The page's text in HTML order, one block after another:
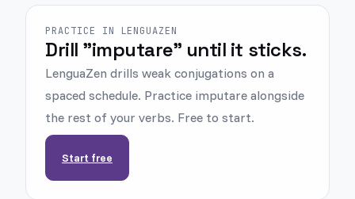
PRACTICE IN LENGUAZEN
Drill "imputare" until it sticks.
LenguaZen drills weak conjugations on a
spaced schedule. Practice imputare alongside
the rest of your verbs. Free to start.
Start free